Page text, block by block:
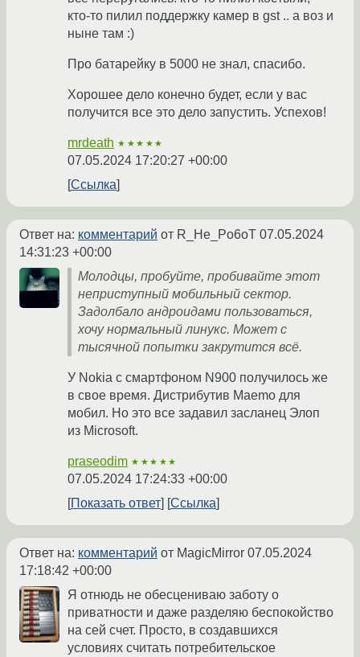
кто-то пилил поддержку камер в gst .. а воз и
ныне там :)
Про батарейку в 5000 не знал, спасибо.
Хорошее дело конечно будет, если у вас
получится все это дело запустить. Успехов!
mrdeath ★★★★★
07.05.2024 17:20:27 +00:00
Ссылка
Ответ на: комментарий от R_He_Po6oT 07.05.2024
14:31:23 +00:00
Молодцы, пробуйте, пробивайте этот
неприступный мобильный сектор.
Задолбало андроидами пользоваться,
хочу нормальный линукс. Может с
тысячной попытки закрутится всё.
У Nokia с смартфоном N900 получилось же
в свое время. Дистрибутив Maemo для
мобил. Но это все задавил засланец Элоп
из Microsoft.
praseodim ★★★★★
07.05.2024 17:24:33 +00:00
Показать ответ
Ссылка
Ответ на: комментарий от MagicMirror 07.05.2024
17:18:42 +00:00
Я отнюдь не обесцениваю заботу о
приватности и даже разделяю беспокойство
на сей счет. Просто, в создавшихся
условиях считать потребительское